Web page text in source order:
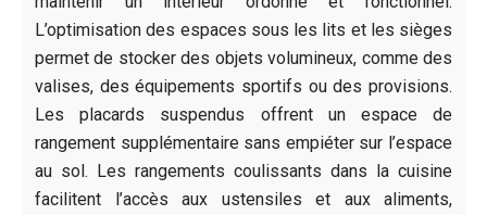
L’optimisation des espaces sous les lits et les sièges
permet de stocker des objets volumineux, comme des
valises, des équipements sportifs ou des provisions.
Les placards suspendus offrent un espace de
rangement supplémentaire sans empiéter sur l’espace
au sol. Les rangements coulissants dans la cuisine
facilitent l’accès aux ustensiles et aux aliments,